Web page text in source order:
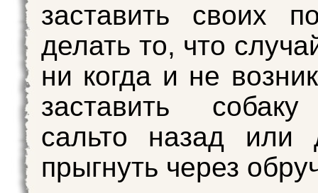
заставить своих
делать то, что
ни когда и не
заставить
сальто назад или
прыгнуть через